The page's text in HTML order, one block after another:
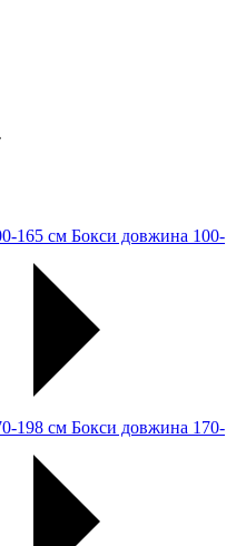
Бокси довжина 100-
Бокси довжина 170-